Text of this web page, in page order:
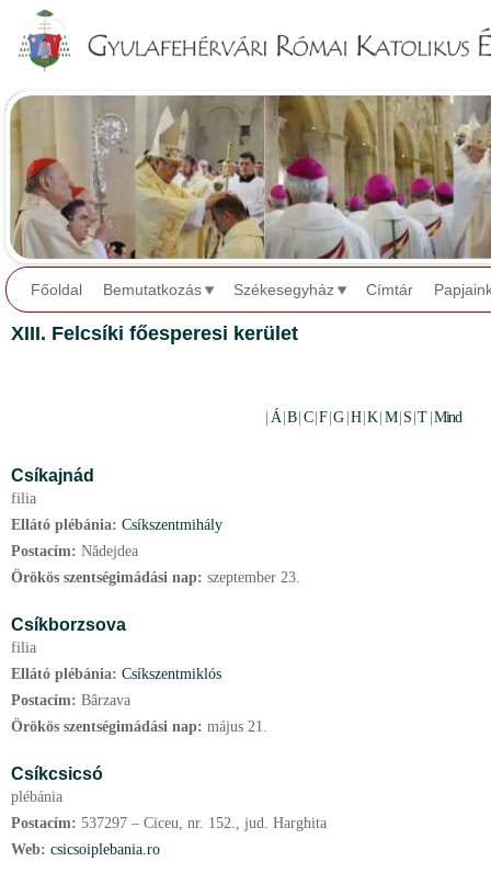
Főoldal Bemutatkozás Székesegyház Címtár
XIII. Felcsíki főesperesi kerület
Á |B C F |G H |K M S |T Mind
Csíkajnád
filia
Ellátó plébánia: Csíkszentmihály
Postacím: Nădejdea
Örökös szentségimádási nap: szeptember 23.
Csíkborzsova
filia
Ellátó plébánia: Csíkszentmiklós
Postacím: Bârzava
Örökös szentségimádási nap: május 21.
Csíkcsicsó
plébánia
Postacím: 537297 – Ciceu, nr. 152., jud. Harghita
Web: csicsoiplebania.ro